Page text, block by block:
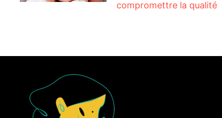
compromettre la qualité